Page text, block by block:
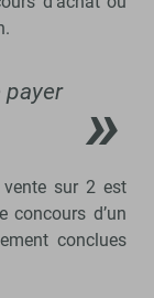
payer
sur 2 est
concours d’un
conclues